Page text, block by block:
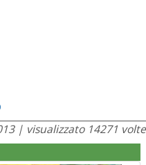
| visualizzato 14271 volte